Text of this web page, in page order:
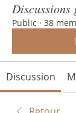
Discussions
Public · 38
Discussion